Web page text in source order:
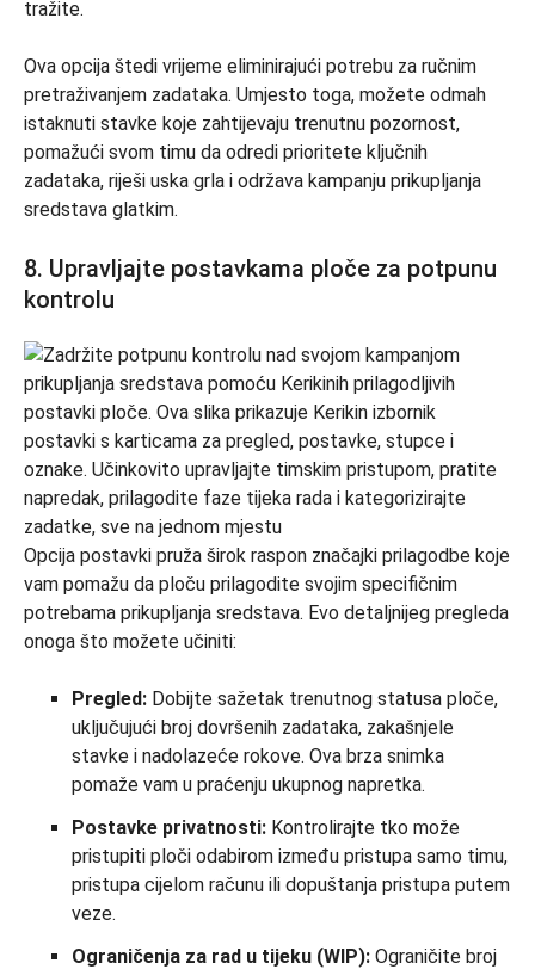
tražite.
Ova opcija štedi vrijeme eliminirajući potrebu za ručnim
pretraživanjem zadataka. Umjesto toga, možete odmah
istaknuti stavke koje zahtijevaju trenutnu pozornost,
pomažući svom timu da odredi prioritete ključnih
zadataka, riješi uska grla i održava kampanju prikupljanja
sredstava glatkim.
8. Upravljajte postavkama ploče za potpunu
kontrolu
Opcija postavki pruža širok raspon značajki prilagodbe koje
vam pomažu da ploču prilagodite svojim specifičnim
potrebama prikupljanja sredstava. Evo detaljnijeg pregleda
onoga što možete učiniti:
Pregled: Dobijte sažetak trenutnog statusa ploče,
uključujući broj dovršenih zadataka, zakašnjele
stavke i nadolazeće rokove. Ova brza snimka
pomaže vam u praćenju ukupnog napretka.
Postavke privatnosti: Kontrolirajte tko može
pristupiti ploči odabirom između pristupa samo timu,
pristupa cijelom računu ili dopuštanja pristupa putem
veze.
Ograničenja za rad u tijeku (WIP): Ograničite broj